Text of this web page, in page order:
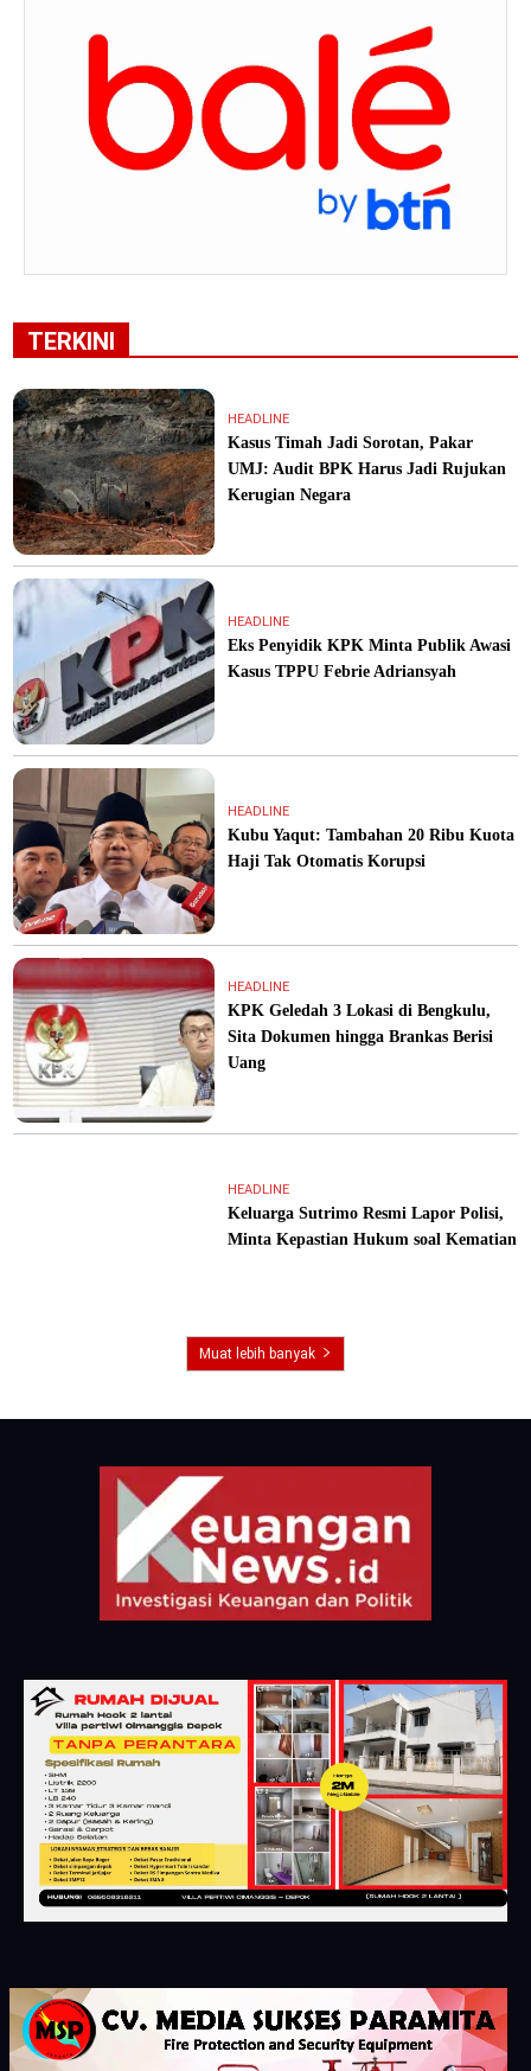
TERKINI
HEADLINE
Kasus Timah Jadi Sorotan, Pakar
UMJ: Audit BPK Harus Jadi Rujukan
Kerugian Negara
HEADLINE
Eks Penyidik KPK Minta Publik Awasi
Kasus TPPU Febrie Adriansyah
HEADLINE
Kubu Yaqut: Tambahan 20 Ribu Kuota
Haji Tak Otomatis Korupsi
HEADLINE
KPK Geledah 3 Lokasi di Bengkulu,
Sita Dokumen hingga Brankas Berisi
Uang
HEADLINE
Keluarga Sutrimo Resmi Lapor Polisi,
Minta Kepastian Hukum soal Kematian
Muat lebih banyak